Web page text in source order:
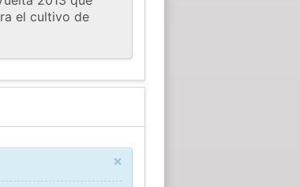
el cultivo de
×